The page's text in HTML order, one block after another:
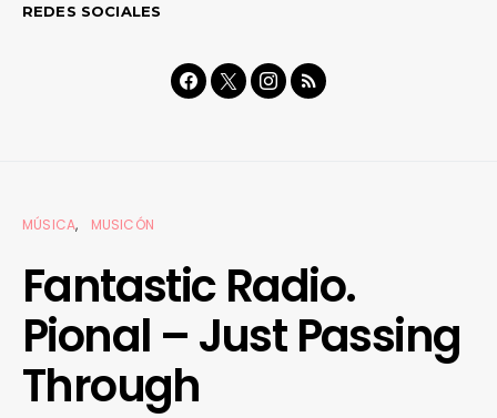
REDES SOCIALES
MÚSICA MUSICÓN
Fantastic Radio.
Pional – Just Passing
Through